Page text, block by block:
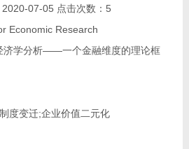
2020-07-05 点击次数： 5
Economic Research
济学分析——一个金融维度的理论框
度变迁;企业价值二元化